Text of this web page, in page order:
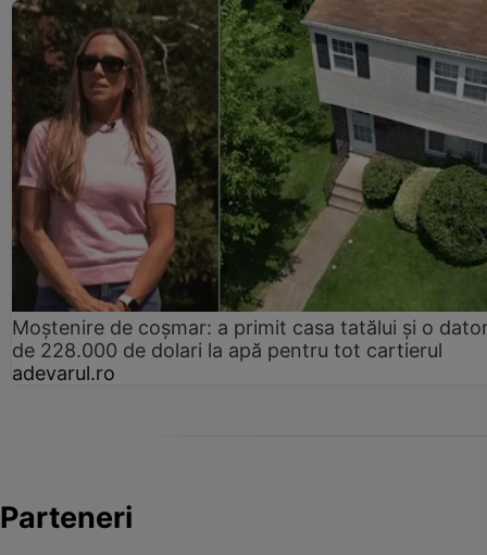
Moștenire de coșmar: a primit casa tatălui și o
de 228.000 de dolari la apă pentru tot cartierul
adevarul.ro
Parteneri